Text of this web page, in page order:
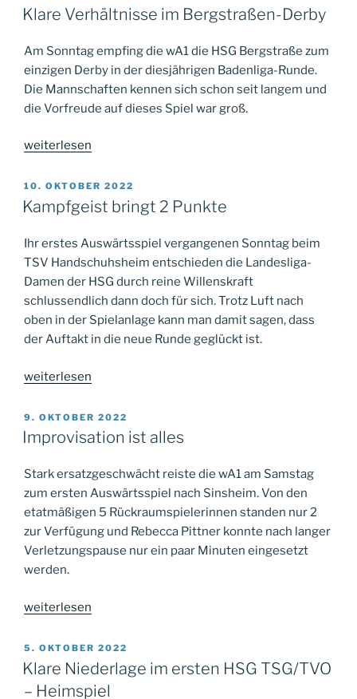
der
AM
Klare Verhältnisse im Bergstraßen-Derby
Am Sonntag empfing die wA1 die HSG Bergstraße zum
einzigen Derby in der diesjährigen Badenliga-Runde.
Die Mannschaften kennen sich schon seit langem und
die Vorfreude auf dieses Spiel war groß.
„Klare
im
Bergstraßen-
weiterlesen
VERÖFFENTLICHT
AM
10. OKTOBER 2022
Kampfgeist bringt 2 Punkte
Ihr erstes Auswärtsspiel vergangenen Sonntag beim
TSV Handschuhsheim entschieden die Landesliga-
Damen der HSG durch reine Willenskraft
schlussendlich dann doch für sich. Trotz Luft nach
oben in der Spielanlage kann man damit sagen, dass
der Auftakt in die neue Runde geglückt ist.
„Kampfgeist
2
Punkte“
weiterlesen
VERÖFFENTLICHT
AM
9. OKTOBER 2022
Improvisation ist alles
Stark ersatzgeschwächt reiste die wA1 am Samstag
zum ersten Auswärtsspiel nach Sinsheim. Von den
etatmäßigen 5 Rückraumspielerinnen standen nur 2
zur Verfügung und Rebecca Pittner konnte nach langer
Verletzungspause nur ein paar Minuten eingesetzt
werden.
„Improvisation
alles“
weiterlesen
VERÖFFENTLICHT
AM
5. OKTOBER 2022
Klare Niederlage im ersten HSG TSG/TVO
– Heimspiel